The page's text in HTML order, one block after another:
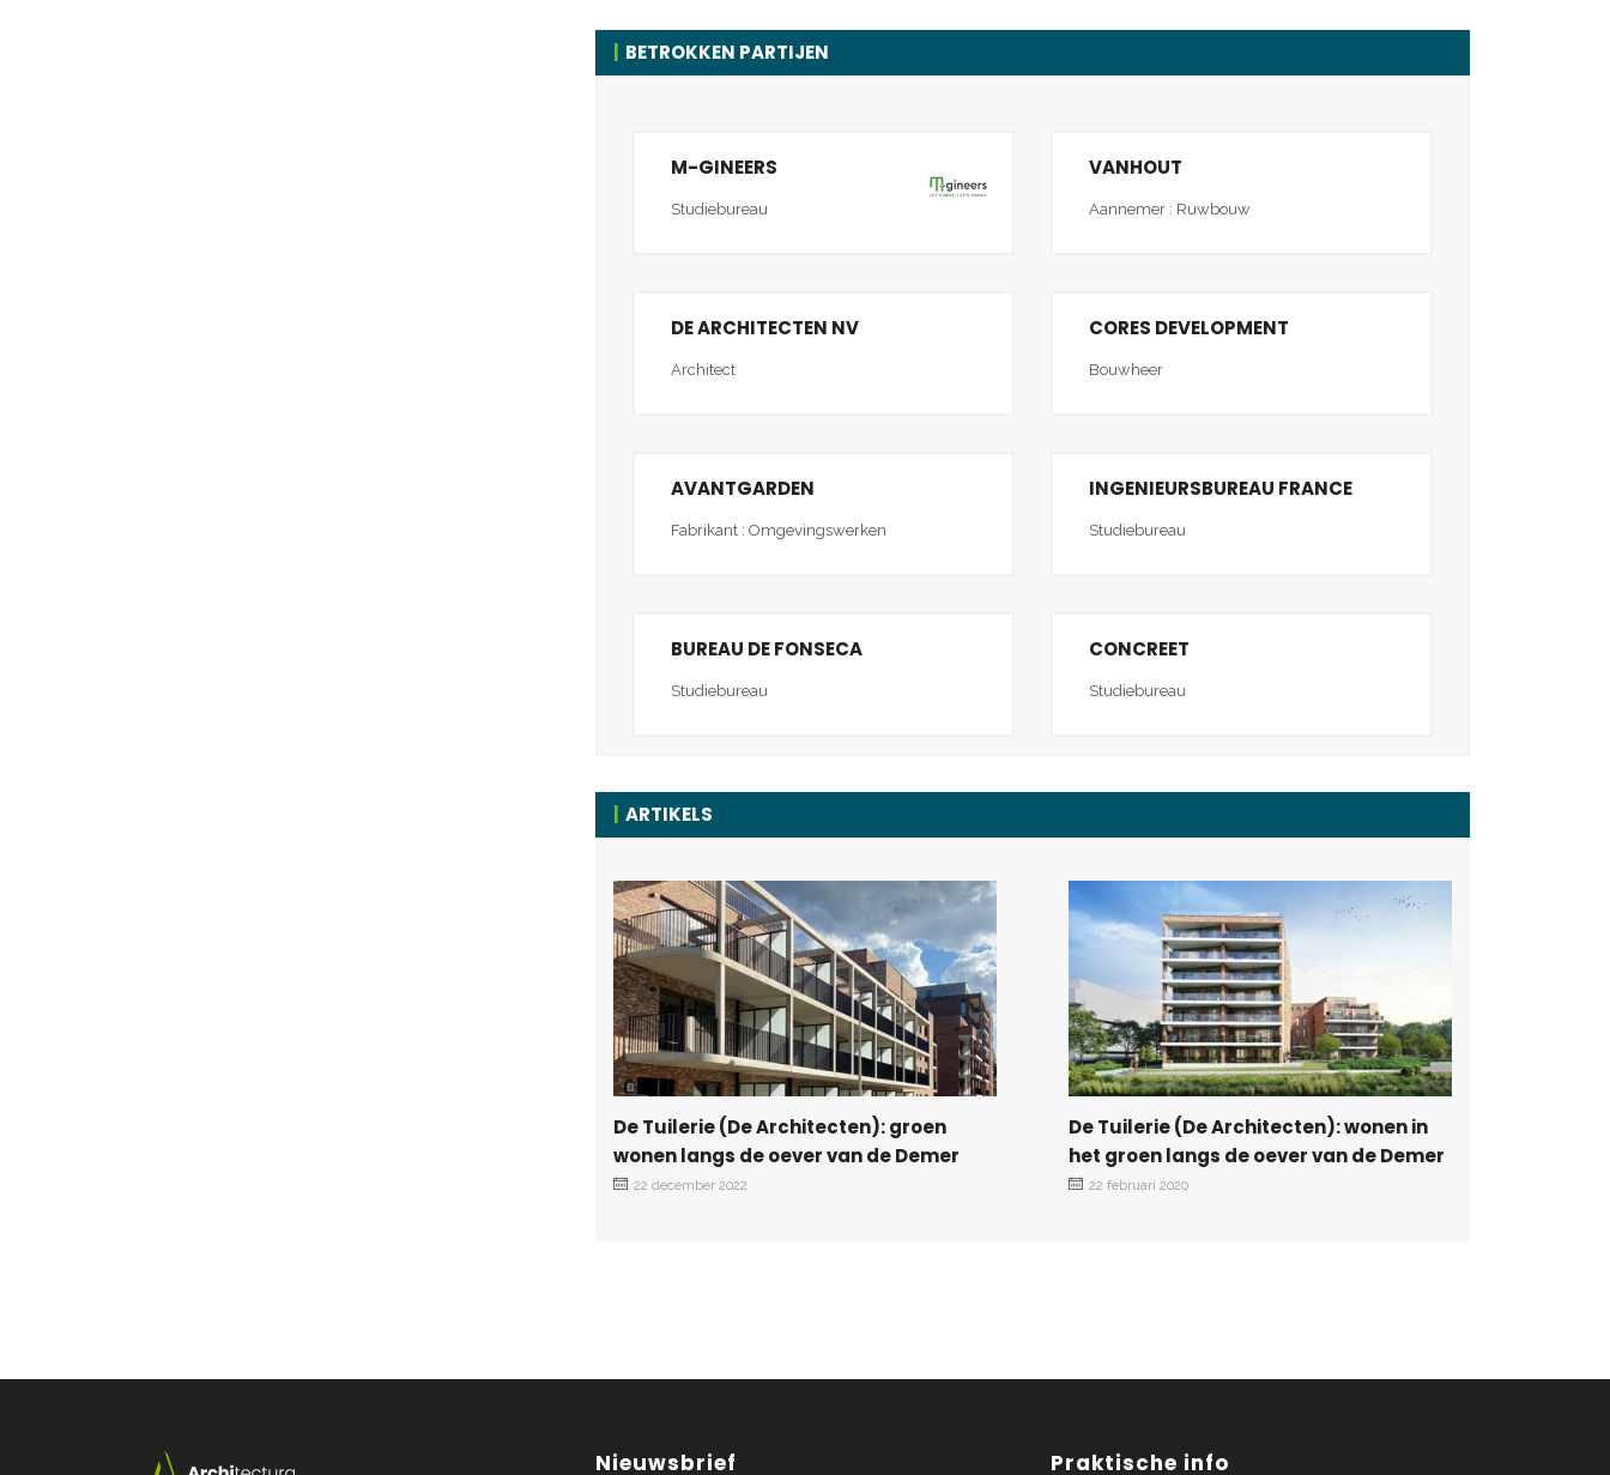
BETROKKEN PARTIJEN
M-GINEERS
Studiebureau
VANHOUT
Aannemer : Ruwbouw
DE ARCHITECTEN NV
Architect
CORES DEVELOPMENT
Bouwheer
AVANTGARDEN
Fabrikant : Omgevingswerken
INGENIEURSBUREAU FRANCE
Studiebureau
BUREAU DE FONSECA
Studiebureau
CONCREET
Studiebureau
ARTIKELS
De Tuilerie (De Architecten): groen
wonen langs de oever van de Demer
22 december 2022
De Tuilerie (De Architecten): wonen in
het groen langs de oever van de Demer
22 februari 2020
Nieuwsbrief Praktische info